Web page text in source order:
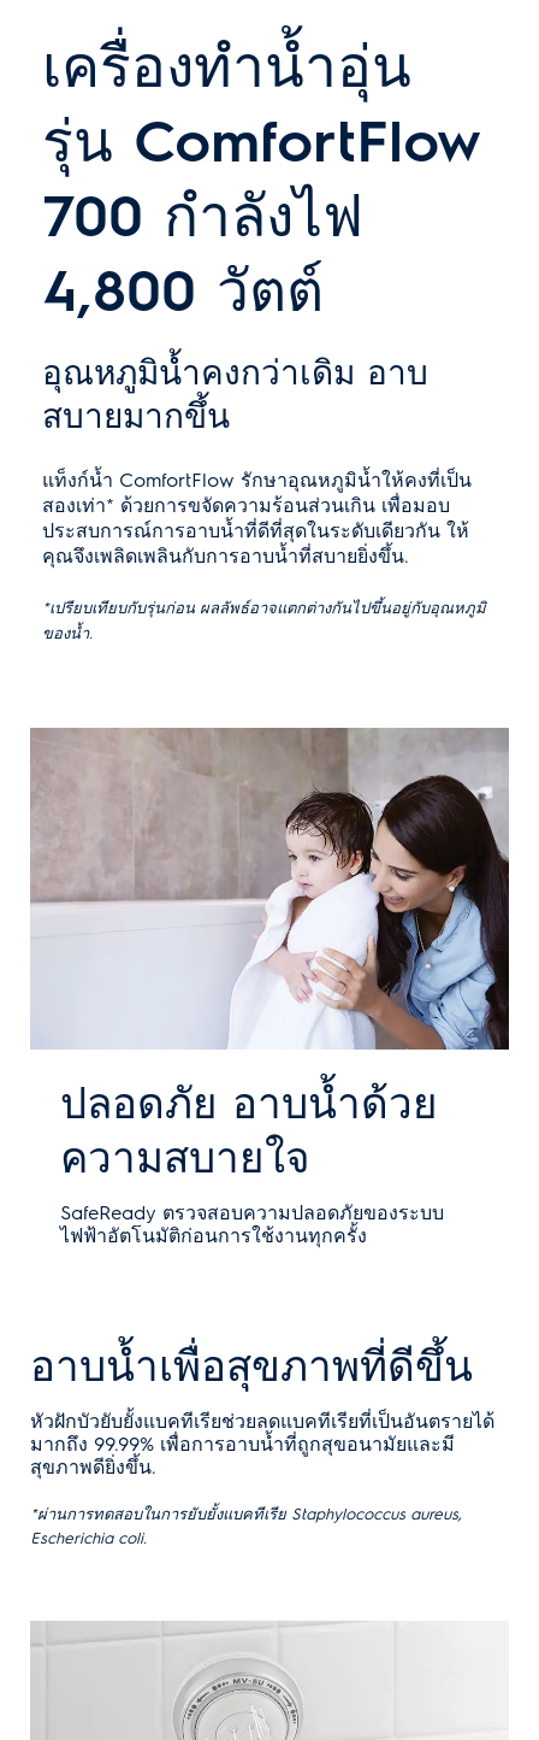
เครื่องทำน้ำอุ่น
รุ่น ComfortFlow
700 กำลังไฟ
4,800 วัตต์
อุณหภูมิน้ำคงกว่าเดิม อาบ
สบายมากขึ้น
แท็งก์น้ำ ComfortFlow รักษาอุณหภูมิน้ำให้คงที่เป็น
สองเท่า* ด้วยการขจัดความร้อนส่วนเกิน เพื่อมอบ
ประสบการณ์การอาบน้ำที่ดีที่สุดในระดับเดียวกัน ให้
คุณจึงเพลิดเพลินกับการอาบน้ำที่สบายยิ่งขึ้น.
*เปรียบเทียบกับรุ่นก่อน ผลลัพธ์อาจแตกต่างกันไปขึ้นอยู่กับอุณหภูมิ
ของน้ำ.
ปลอดภัย อาบน้ำด้วย
ความสบายใจ
SafeReady ตรวจสอบความปลอดภัยของระบบ
ไฟฟ้าอัตโนมัติก่อนการใช้งานทุกครั้ง
อาบน้ำเพื่อสุขภาพที่ดีขึ้น
หัวฝักบัวยับยั้งแบคทีเรียช่วยลดแบคทีเรียที่เป็นอันตรายได้
มากถึง 99.99% เพื่อการอาบน้ำที่ถูกสุขอนามัยและมี
สุขภาพดียิ่งขึ้น.
*ผ่านการทดสอบในการยับยั้งแบคทีเรีย Staphylococcus aureus,
Escherichia coli.